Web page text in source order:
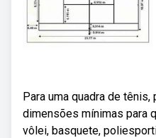
Para uma quadra de
dimensões mínimas para
vôlei, basquete,